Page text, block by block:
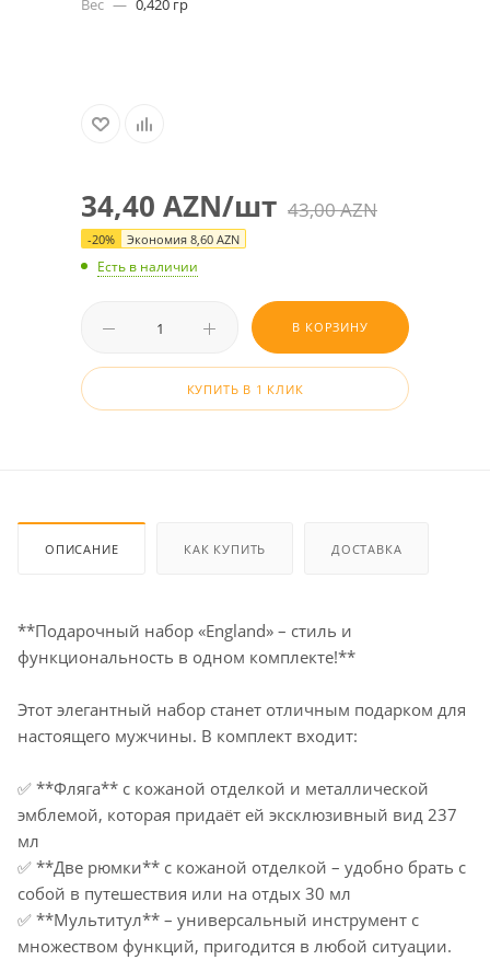
Вес — 0,420 гр
34,40 AZN/шт 43,00AZN
-20% Экономия 8,60 AZN
Есть в наличии
В КОРЗИНУ
КУПИТЬ В 1 КЛИК
ОПИСАНИЕ КАК КУПИТЬ ДОСТАВКА
**Подарочный набор «England» – стиль и
функциональность в одном комплекте!**
Этот элегантный набор станет отличным подарком для
настоящего мужчины. В комплект входит:
✅ **Фляга** с кожаной отделкой и металлической
эмблемой, которая придаёт ей эксклюзивный вид 237
мл
✅ **Две рюмки** с кожаной отделкой – удобно брать с
собой в путешествия или на отдых 30 мл
✅ **Мультитул** – универсальный инструмент с
множеством функций, пригодится в любой ситуации.